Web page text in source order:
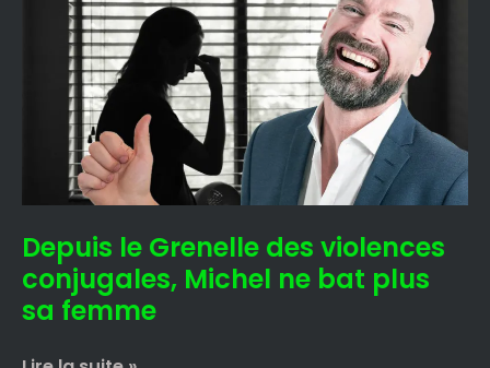
Depuis le Grenelle des violences
conjugales, Michel ne bat plus
sa femme
Grenelle
violences
conjugales,
Michel
sa
femme